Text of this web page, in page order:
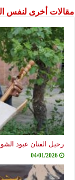
مقالات أخرى لنفس
رحيل الفنان عبود
04/01/2026